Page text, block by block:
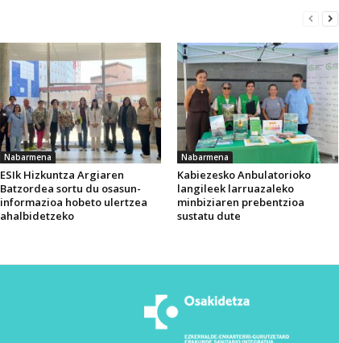
Nabarmena
ESIk Hizkuntza Argiaren
Batzordea sortu du osasun-
informazioa hobeto ulertzea
ahalbidetzeko
Nabarmena
Kabiezesko Anbulatorioko
langileek larruazaleko
minbiziaren prebentzioa
sustatu dute